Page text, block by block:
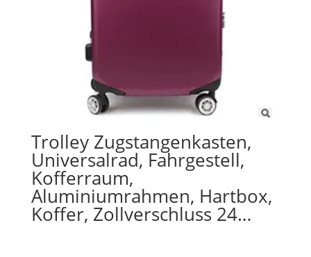
Trolley Zugstangenkasten,
Universalrad, Fahrgestell,
Kofferraum,
Aluminiumrahmen, Hartbox,
Koffer, Zollverschluss 24…